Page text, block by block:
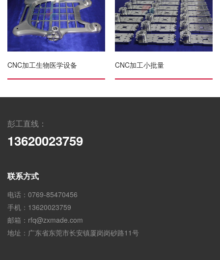
CNC加工生物医学设备 CNC加工小批量
彭工直线：
13620023759
联系方式
电话：0769-85470456
手机：13620023759
邮箱：rfq@zxmade.com
地址：广东省东莞市长安镇厦岗岗砂路11号